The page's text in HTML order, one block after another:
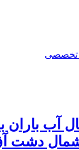
تخصصی
آب باران
دشت